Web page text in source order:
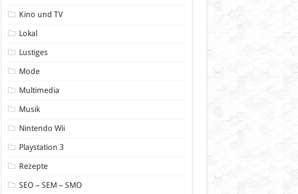
Kino und TV
Lokal
Lustiges
Mode
Multimedia
Musik
Nintendo Wii
Playstation 3
Rezepte
SEO – SEM – SMO